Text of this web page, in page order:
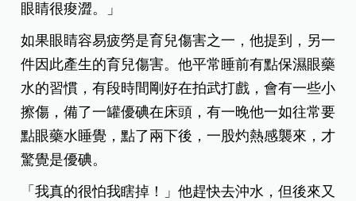
眼睛很痠澀。」
如果眼睛容易疲勞是育兒傷害之一，他提到，另一
件因此產生的育兒傷害。他平常睡前有點保濕眼藥
水的習慣，有段時間剛好在拍武打戲，會有一些小
擦傷，備了一罐優碘在床頭，有一晚他一如往常要
點眼藥水睡覺，點了兩下後，一股灼熱感襲來，才
驚覺是優碘。
「我真的很怕我瞎掉！」他趕快去沖水，但後來又